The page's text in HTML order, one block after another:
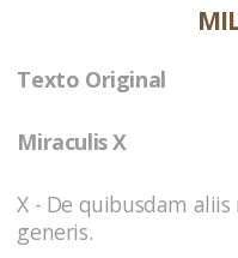
Texto Original
Miraculis X
X - De quibusdam
generis.